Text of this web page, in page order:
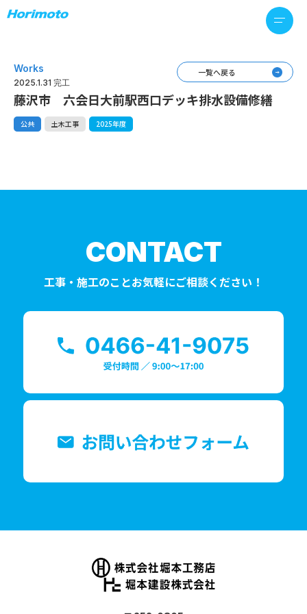
Works
2025.1.31 完工
藤沢市 六会日大前駅西口デッキ排水設備修繕
公共 土木工事 2025年度
一覧へ戻る
CONTACT
工事・施工のことお気軽にご相談ください！